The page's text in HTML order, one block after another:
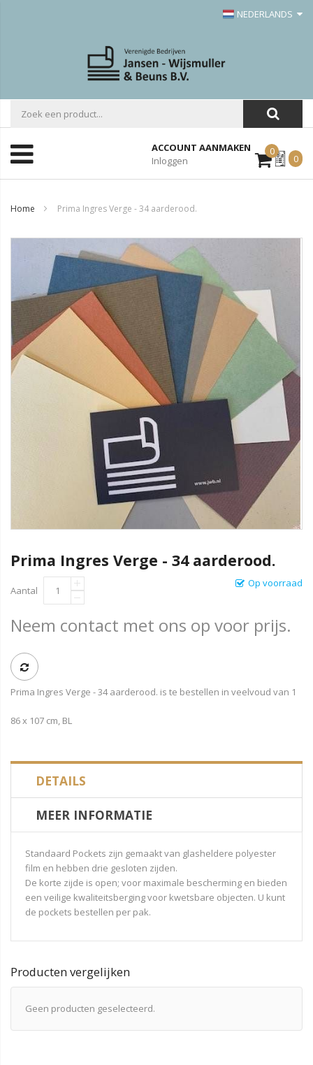
NEDERLANDS
ACCOUNT AANMAKEN
Inloggen
0Mijn
Offerte
0
Home Prima Ingres Verge - 34 aarderood.
Prima Ingres Verge - 34 aarderood.
Op voorraad
Aantal
Neem contact met ons op voor prijs.
Prima Ingres Verge - 34 aarderood. is te bestellen in veelvoud van 1
86 x 107 cm, BL
DETAILS
MEER INFORMATIE
Standaard Pockets zijn gemaakt van glasheldere polyester
film en hebben drie gesloten zijden.
De korte zijde is open; voor maximale bescherming en bieden
een veilige kwaliteitsberging voor kwetsbare objecten. U kunt
de pockets bestellen per pak.
Producten vergelijken
Geen producten geselecteerd.